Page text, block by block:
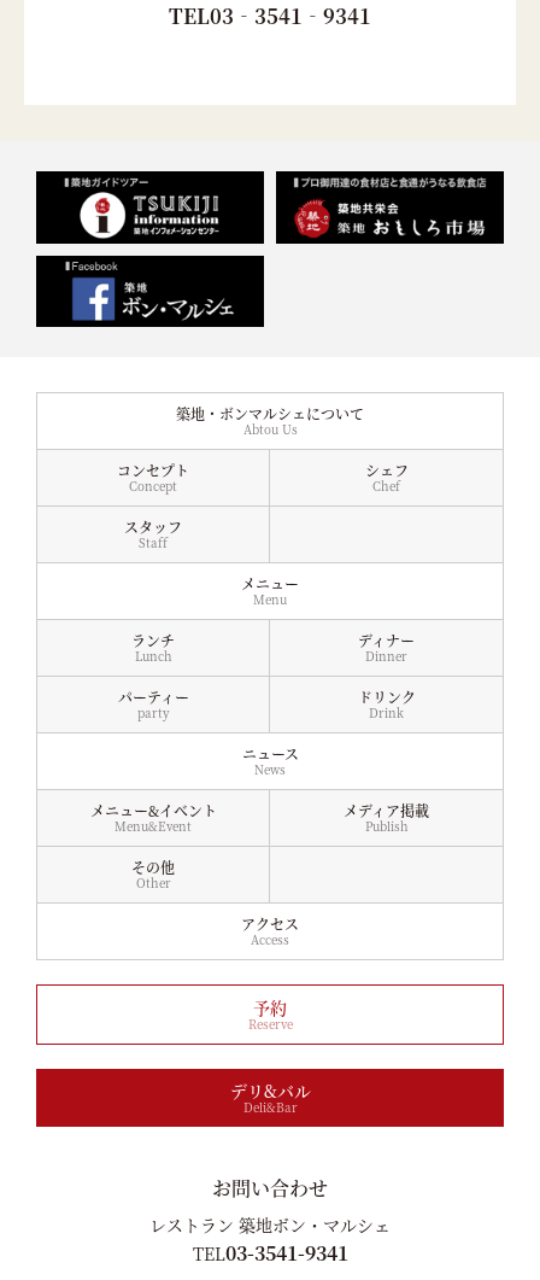
TEL03‐3541‐9341
築地・ボンマルシェについて
Abtou Us
コンセプト
Concept
シェフ
Chef
スタッフ
Staff
メニュー
Menu
ランチ
Lunch
ディナー
Dinner
パーティー
party
ドリンク
Drink
ニュース
News
メニュー&イベント
Menu&Event
メディア掲載
Publish
その他
Other
アクセス
Access
予約
Reserve
デリ&バル
Deli&Bar
お問い合わせ
レストラン 築地ボン・マルシェ
TEL03-3541-9341